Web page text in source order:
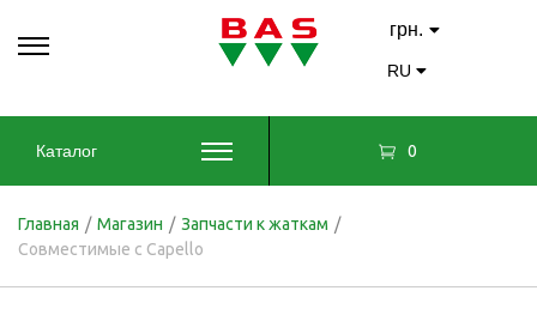
грн.
RU
Каталог 0
Главная / Магазин / Запчасти к жаткам /
Совместимые с Capello